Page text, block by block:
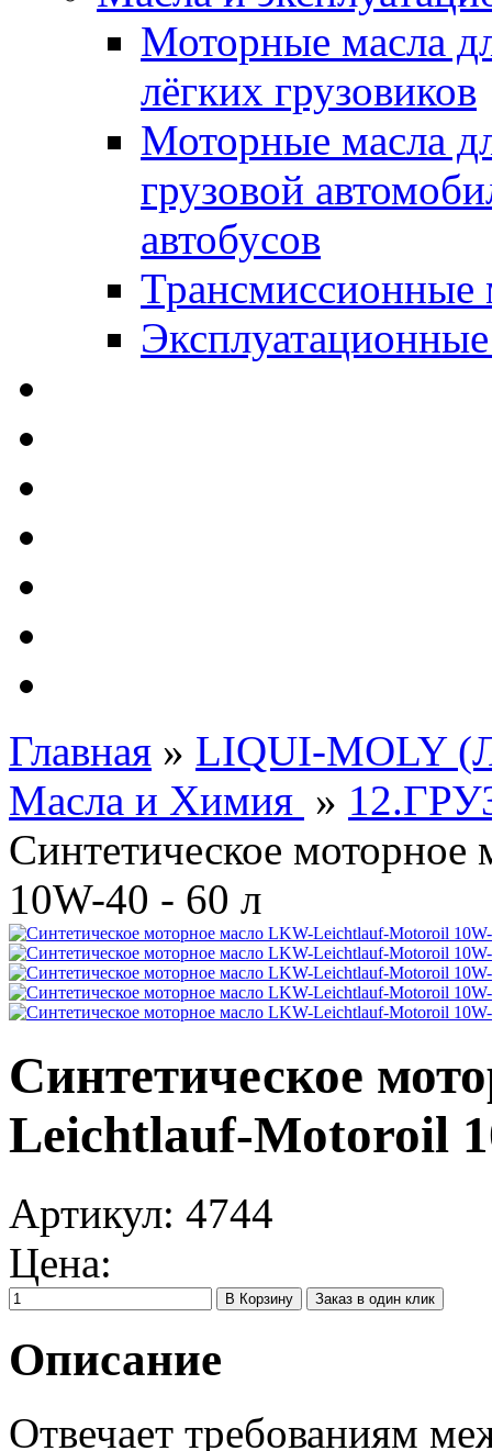
Моторные масла
лёгких грузовиков
Моторные масла
грузовой
автобусов
Трансмиссионные
Главная » LIQUI-MOLY
Масла и Химия »
Синтетическое
10W-40 - 60 л
Синтетическое
Leichtlauf-Motoroil
Артикул: 4744
Цена:
Заказ в один клик
Описание
Отвечает требованиям